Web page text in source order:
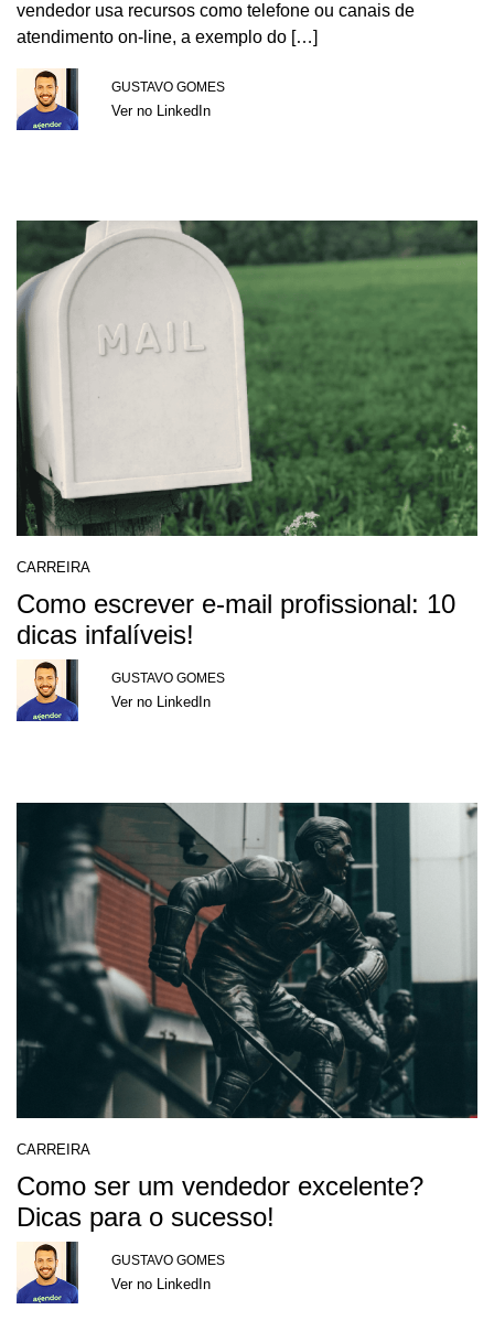
vendedor usa recursos como telefone ou canais de
atendimento on-line, a exemplo do […]
GUSTAVO GOMES
Ver no LinkedIn
CARREIRA
Como escrever e-mail profissional: 10
dicas infalíveis!
GUSTAVO GOMES
Ver no LinkedIn
CARREIRA
Como ser um vendedor excelente?
Dicas para o sucesso!
GUSTAVO GOMES
Ver no LinkedIn